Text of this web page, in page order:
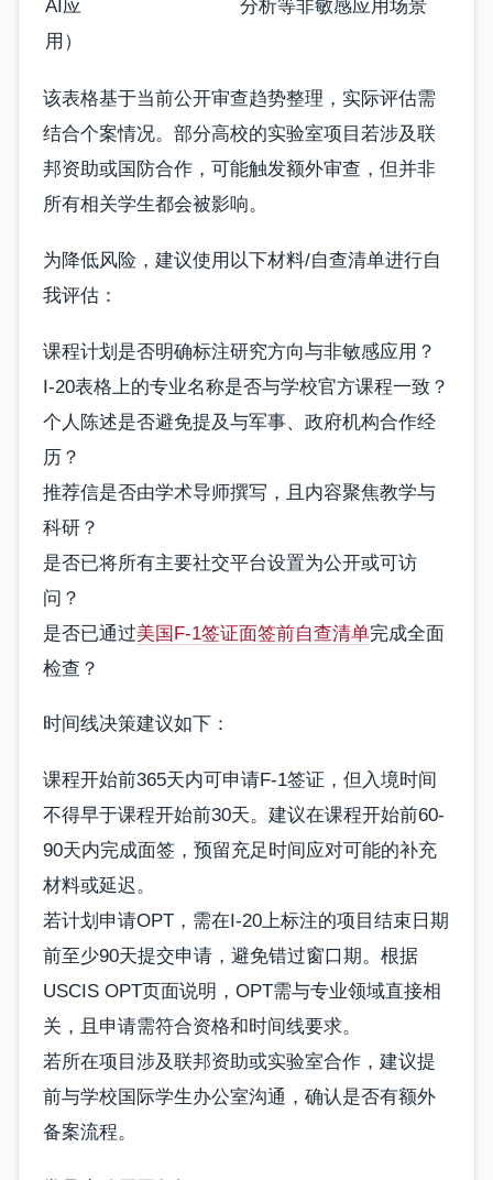
AI应
用）
分析等非敏感应用场景
该表格基于当前公开审查趋势整理，实际评估需
结合个案情况。部分高校的实验室项目若涉及联
邦资助或国防合作，可能触发额外审查，但并非
所有相关学生都会被影响。
为降低风险，建议使用以下材料/自查清单进行自
我评估：
课程计划是否明确标注研究方向与非敏感应用？
I-20表格上的专业名称是否与学校官方课程一致？
个人陈述是否避免提及与军事、政府机构合作经
历？
推荐信是否由学术导师撰写，且内容聚焦教学与
科研？
是否已将所有主要社交平台设置为公开或可访
问？
是否已通过美国F-1签证面签前自查清单完成全面
检查？
时间线决策建议如下：
课程开始前365天内可申请F-1签证，但入境时间
不得早于课程开始前30天。建议在课程开始前60-
90天内完成面签，预留充足时间应对可能的补充
材料或延迟。
若计划申请OPT，需在I-20上标注的项目结束日期
前至少90天提交申请，避免错过窗口期。根据
USCIS OPT页面说明，OPT需与专业领域直接相
关，且申请需符合资格和时间线要求。
若所在项目涉及联邦资助或实验室合作，建议提
前与学校国际学生办公室沟通，确认是否有额外
备案流程。